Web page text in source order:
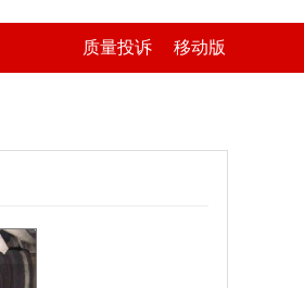
质量投诉 移动版